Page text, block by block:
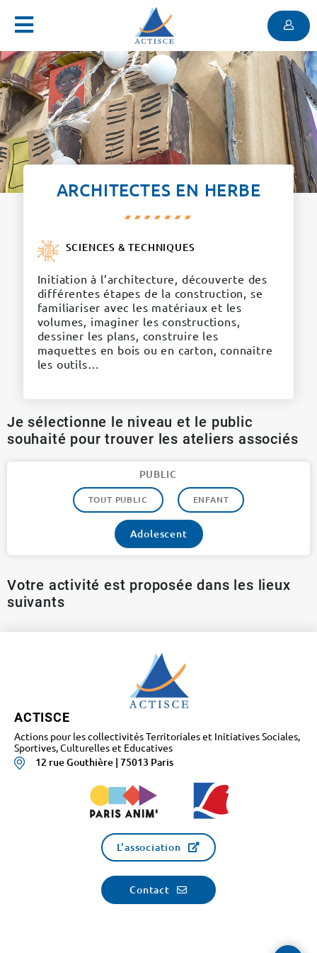
Menu
ARCHITECTES EN HERBE
SCIENCES & TECHNIQUES
Initiation à l’architecture, découverte des
différentes étapes de la construction, se
familiariser avec les matériaux et les
volumes, imaginer les constructions,
dessiner les plans, construire les
maquettes en bois ou en carton, connaitre
les outils…
Je sélectionne le niveau et le public
souhaité pour trouver les ateliers associés
PUBLIC
TOUT PUBLIC ENFANT
Adolescent
Votre activité est proposée dans les lieux
suivants
ACTISCE
Actions pour les collectivités Territoriales et Initiatives Sociales,
Sportives, Culturelles et Educatives
12 rue Gouthière | 75013 Paris
L'association
Contact